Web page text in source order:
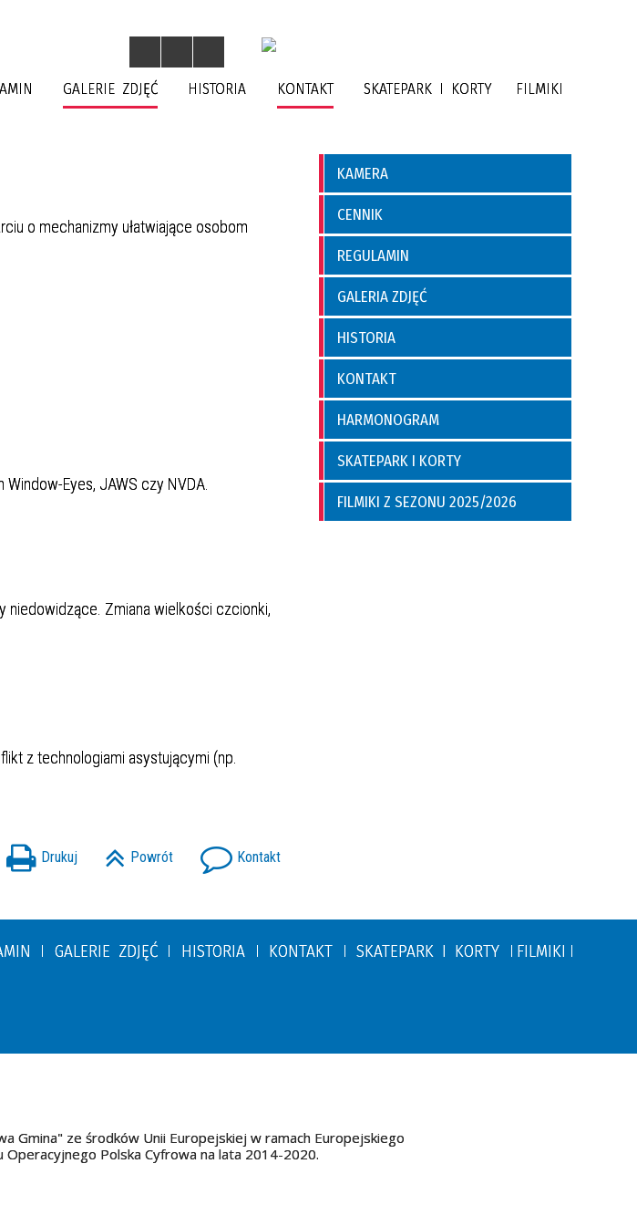
GALERIE ZDJĘĆ HISTORIA KONTAKT SKATEPARK I KORTY FILMIKI
o mechanizmy ułatwiające osobom
Eyes, JAWS czy NVDA.
niedowidzące. Zmiana wielkości czcionki,
z technologiami asystującymi (np.
Drukuj Powrót Kontakt
KAMERA
CENNIK
REGULAMIN
GALERIA ZDJĘĆ
HISTORIA
KONTAKT
HARMONOGRAM
SKATEPARK I KORTY
FILMIKI Z SEZONU 2025/2026
GALERIE ZDJĘĆ HISTORIA KONTAKT SKATEPARK I KORTY FILMIKI
Gmina" ze środków Unii Europejskiej w ramach Europejskiego
Polska Cyfrowa na lata 2014-2020.